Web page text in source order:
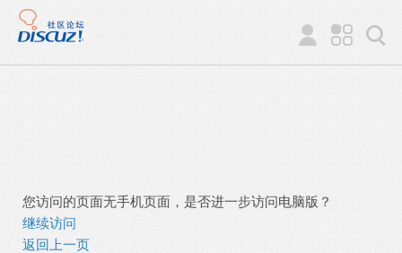
您访问的页面无手机页面，是否进一步访问电脑版？
继续访问
返回上一页